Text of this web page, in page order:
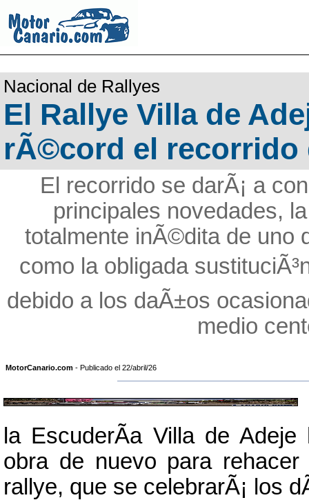
Nacional de Rallyes
El Rallye Villa de
rÃ©cord el recorrido
El recorrido se darÃ¡ a
principales novedades,
totalmente inÃ©dita de uno
como la obligada
debido a los daÃ±os
medio
MotorCanario.com - Publicado el 22/abril/26
la EscuderÃ­a Villa de
obra de nuevo para
rallye, que se celebrarÃ¡ los